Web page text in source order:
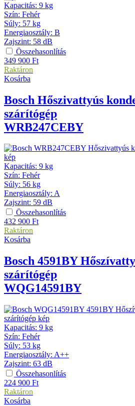
Kapacitás: 9 kg
Szín: Fehér
Súly: 57 kg
Energiaosztály: B
Zajszint: 58 dB
Összehasonlítás
349 900 Ft
Raktáron
Kosárba
Bosch Hőszivattyús
szárítógép
WRB247CEBY
Kapacitás: 9 kg
Szín: Fehér
Súly: 56 kg
Energiaosztály: A
Zajszint: 59 dB
Összehasonlítás
432 900 Ft
Raktáron
Kosárba
Bosch 4591BY
szárítógép
WQG14591BY
Kapacitás: 9 kg
Szín: Fehér
Súly: 53 kg
Energiaosztály: A++
Zajszint: 63 dB
Összehasonlítás
224 900 Ft
Raktáron
Kosárba